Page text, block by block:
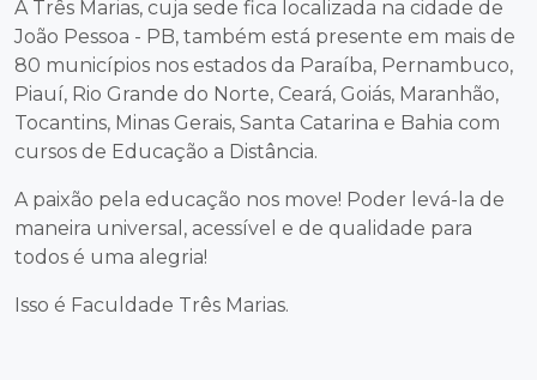
A Três Marias, cuja sede fica localizada na cidade de
João Pessoa - PB, também está presente em mais de
80 municípios nos estados da Paraíba, Pernambuco,
Piauí, Rio Grande do Norte, Ceará, Goiás, Maranhão,
Tocantins, Minas Gerais, Santa Catarina e Bahia com
cursos de Educação a Distância.
A paixão pela educação nos move! Poder levá-la de
maneira universal, acessível e de qualidade para
todos é uma alegria!
Isso é Faculdade Três Marias.